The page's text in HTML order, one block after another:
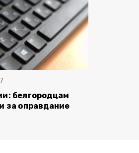
белгородцам
за оправдание